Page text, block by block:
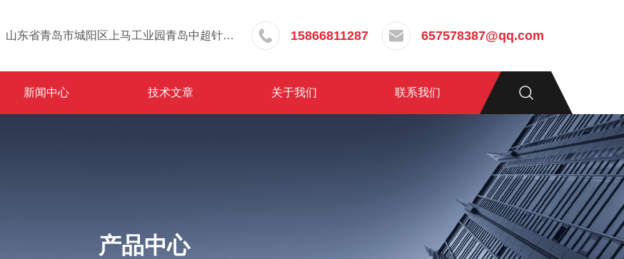
山东省青岛市城阳区上马工业园青岛中超针织有限公司院内东办公楼三层 15866811287 657578387@qq.com
新闻中心 技术文章 关于我们 联系我们
产品中心